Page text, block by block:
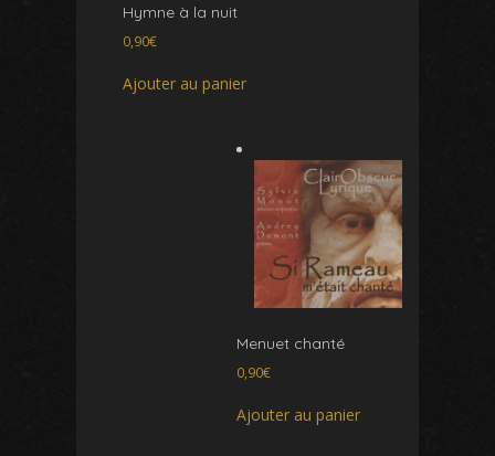
Hymne à la nuit
0,90€
Ajouter au panier
Menuet chanté
0,90€
Ajouter au panier